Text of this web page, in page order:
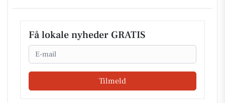
Få lokale nyheder GRATIS
Email
Tilmeld